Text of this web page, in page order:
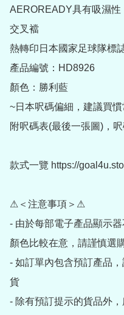
AEROREADY具有吸濕性
交叉襠
熱轉印日本國家足球隊標
產品編號：HD8926
顏色：勝利藍
~日本呎碼偏細，建議買
附呎碼表(最後一張圖)，
款式一覽 https://
⚠＜注意事項＞⚠
- 由於每部電子產品顯示
顏色比較在意，請謹慎選
- 如訂單內包含預訂產品
貨
- 除有預訂提示的貨品外